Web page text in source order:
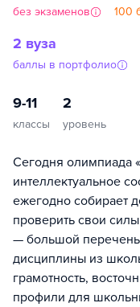
без экзаменов 100
2 вуза
баллы в портфолио
9-11
классы
2
уровень
Сегодня олимпиада
интеллектуальное
ежегодно собирает
проверить свои
— большой
дисциплины из
грамотность,
профили для